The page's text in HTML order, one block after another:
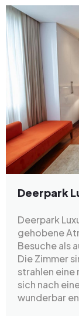
Deerpark
Deerpark
gehobene
Besuche als
Die Zimmer
strahlen eine
sich nach
wunderbar